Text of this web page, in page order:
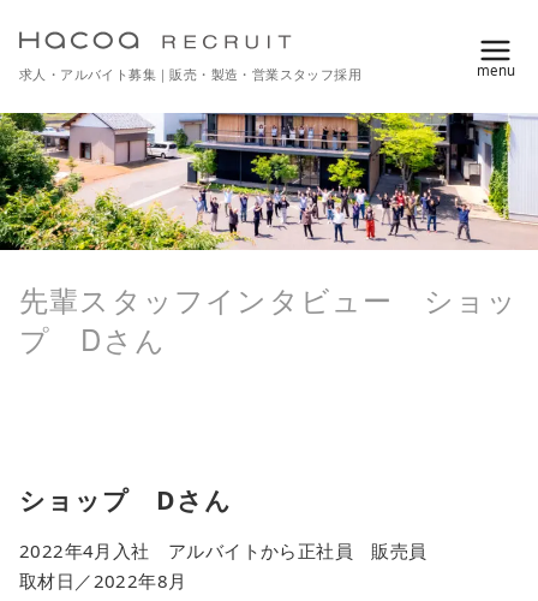
ン
ツ
へ
移
動
求人・アルバイト募集｜販売・製造・営業スタッフ採用
先輩スタッフインタビュー ショッ
プ Dさん
ショップ Dさん
2022年4月入社 アルバイトから正社員 販売員
取材日／2022年8月